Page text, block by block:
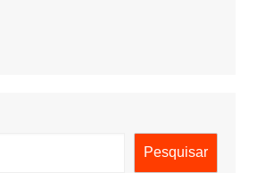
Pesquisar